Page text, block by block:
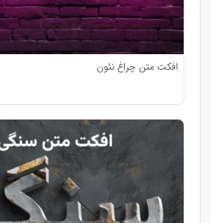
افکت متن چراغ نئون